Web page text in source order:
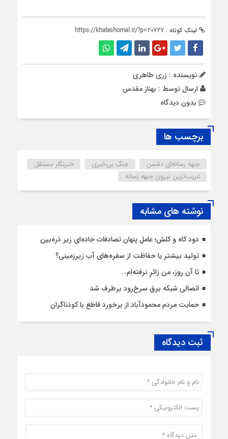
لینک کوتاه : https://khateshomal.ir/?p=20727
نویسنده : زری طاهری
ارسال توسط : بهناز مقدس
بدون دیدگاه
برچسب ها
جبهه رسانه‌ای دشمن جنگِ بی‌خبری
خبرنگار مستقل
غریب‌ترین نیروی جبهه رسانه
نوشته های مشابه
دود کاه و کلش؛ عامل پنهان تصادفات جاده‌ای زیر ذره‌بین
تولید بیشتر یا حفاظت از سفره‌های آب زیرزمینی؟
تا آن روز، من زائرِ نرفته‌ام…
اتصالی شبکه برق سرخ‌رود برطرف شد
حمایت مردم محمودآباد از برخورد قاطع با کودتاگران
ثبت دیدگاه